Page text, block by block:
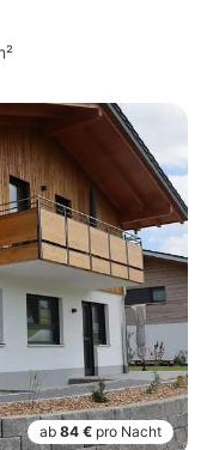
ab 84 € pro Nacht